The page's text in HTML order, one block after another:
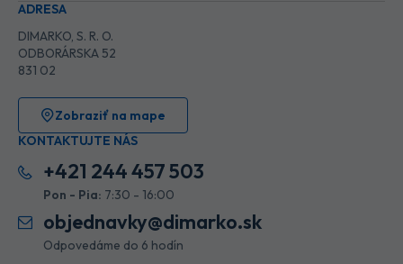
ADRESA
DIMARKO, S. R. O.
ODBORÁRSKA 52
831 02
Zobraziť na mape
KONTAKTUJTE NÁS
+421 244 457 503
Pon - Pia: 7:30 - 16:00
objednavky@dimarko.sk
Odpovedáme do 6 hodín